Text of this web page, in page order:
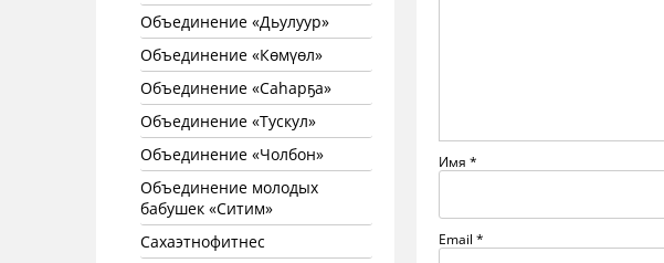
Объединение «Дьулуур»
Объединение «Көмүөл»
Объединение «Саhарҕа»
Объединение «Тускул»
Объединение «Чолбон»
Объединение молодых
бабушек «Ситим»
Сахаэтнофитнес
Имя *
Email *